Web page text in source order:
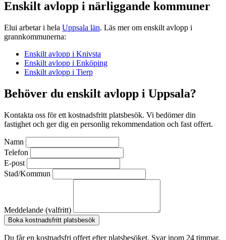
Enskilt avlopp i närliggande kommuner
Elui arbetar i hela Uppsala län. Läs mer om enskilt avlopp i
grannkommunerna:
Enskilt avlopp i Knivsta
Enskilt avlopp i Enköping
Enskilt avlopp i Tierp
Behöver du enskilt avlopp i Uppsala?
Kontakta oss för ett kostnadsfritt platsbesök. Vi bedömer din
fastighet och ger dig en personlig rekommendation och fast offert.
Namn
Telefon
E-post
Stad/Kommun
Meddelande (valfritt)
Boka kostnadsfritt platsbesök
Du får en kostnadsfri offert efter platsbesöket. Svar inom 24 timmar.